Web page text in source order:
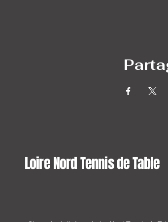
Loire Nord Tennis de Table